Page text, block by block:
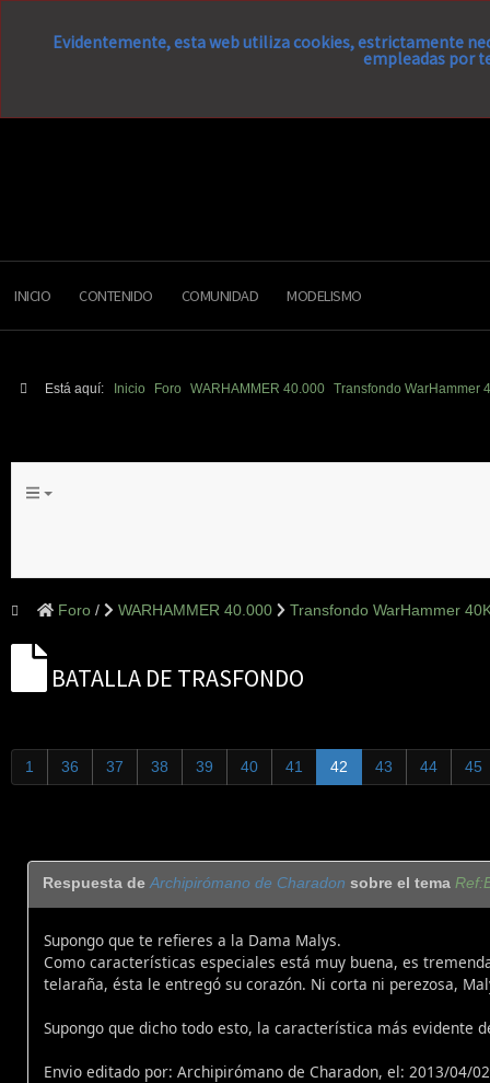
Evidentemente, esta web utiliza cookies, estrictamente
empleadas por
INICIO CONTENIDO COMUNIDAD MODELISMO
Está aquí: Inicio Foro WARHAMMER 40.000 Transfondo WarHammer
Foro WARHAMMER 40.000 Transfondo WarHammer
BATALLA DE TRASFONDO
1 36 37 38 39 40 41 42 43 44 45
Respuesta deArchipirómano de Charadon sobre el tema
Supongo que te refieres a la Dama Malys.
Como características especiales está muy buena, es
telaraña, ésta le entregó su corazón. Ni corta ni perezosa,
Supongo que dicho todo esto, la característica más evidente
Envio editado por: Archipirómano de Charadon, el: 2013/04/